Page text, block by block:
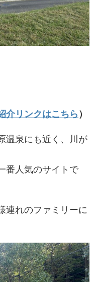
介リンクはこちら）
温泉にも近く、川が
番人気のサイトで
連れのファミリーに